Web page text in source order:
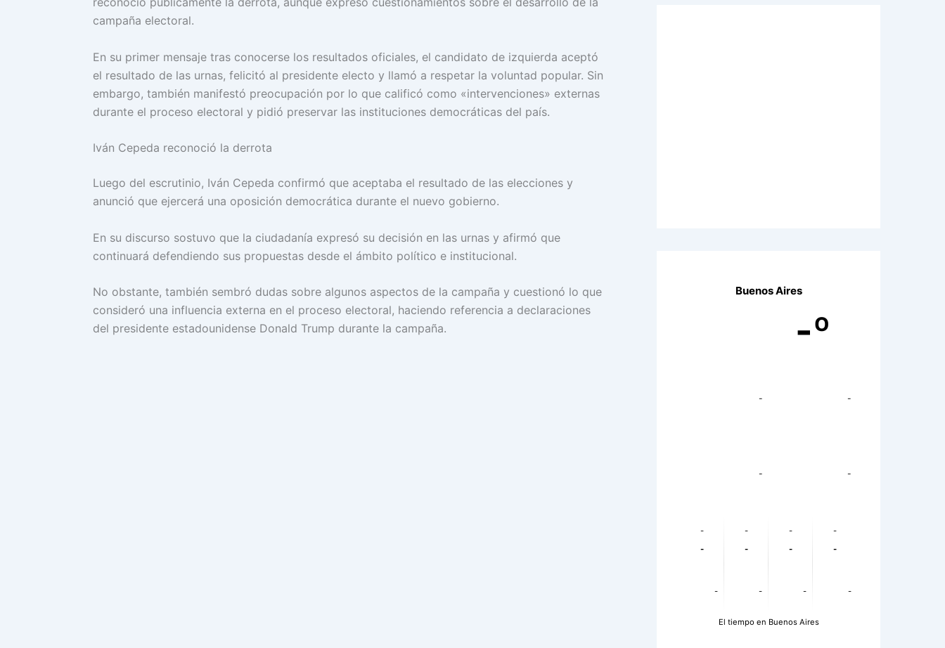
campaña electoral.
En su primer mensaje tras conocerse los resultados oficiales, el candidato de izquierda aceptó
el resultado de las urnas, felicitó al presidente electo y llamó a respetar la voluntad popular. Sin
embargo, también manifestó preocupación por lo que calificó como «intervenciones» externas
durante el proceso electoral y pidió preservar las instituciones democráticas del país.
Iván Cepeda reconoció la derrota
Luego del escrutinio, Iván Cepeda confirmó que aceptaba el resultado de las elecciones y
anunció que ejercerá una oposición democrática durante el nuevo gobierno.
En su discurso sostuvo que la ciudadanía expresó su decisión en las urnas y afirmó que
continuará defendiendo sus propuestas desde el ámbito político e institucional.
No obstante, también sembró dudas sobre algunos aspectos de la campaña y cuestionó lo que
consideró una influencia externa en el proceso electoral, haciendo referencia a declaraciones
del presidente estadounidense Donald Trump durante la campaña.
Buenos Aires
-º
- -
- -
-
-
-
-
-
-
-
-
-
-
-
-
El tiempo en Buenos Aires